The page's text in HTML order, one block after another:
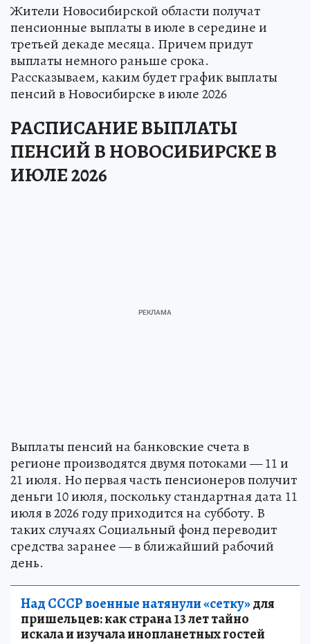
Жители Новосибирской области получат
пенсионные выплаты в июле в середине и
третьей декаде месяца. Причем придут
выплаты немного раньше срока.
Рассказываем, каким будет график выплаты
пенсий в Новосибирске в июле 2026
РАСПИСАНИЕ ВЫПЛАТЫ
ПЕНСИЙ В НОВОСИБИРСКЕ В
ИЮЛЕ 2026
Выплаты пенсий на банковские счета в
регионе производятся двумя потоками — 11 и
21 июля. Но первая часть пенсионеров получит
деньги 10 июля, поскольку стандартная дата 11
июля в 2026 году приходится на субботу. В
таких случаях Социальный фонд переводит
средства заранее — в ближайший рабочий
день.
Над СССР военные натянули «сетку»для
пришельцев: как страна 13 лет тайно
искала и изучала инопланетных гостей